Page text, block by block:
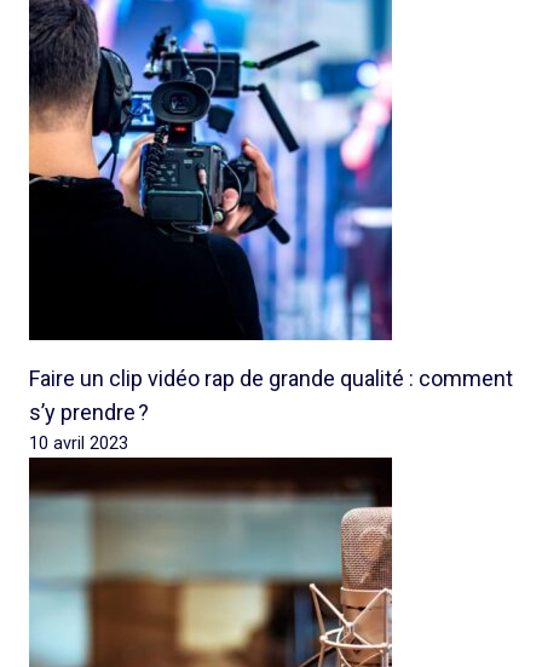
Faire un clip vidéo rap de grande qualité : comment
s’y prendre ?
10 avril 2023